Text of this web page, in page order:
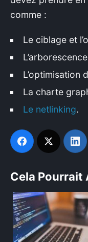
comme :
Le ciblage et
L’optimisation
La charte
Le netlinking.
Cela Pourrait
Rechercher